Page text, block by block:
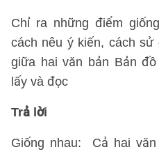
Chỉ ra những điểm
cách nêu ý kiến, cách
giữa hai văn bản Bản
lấy và đọc
Trả lời
Giống nhau: Cả hai